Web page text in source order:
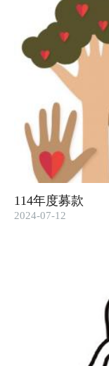
114年度募款
2024-07-12